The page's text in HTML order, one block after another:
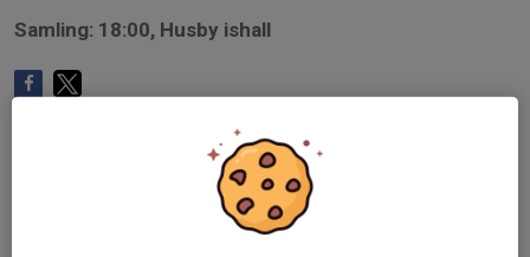
Samling: 18:00, Husby ishall